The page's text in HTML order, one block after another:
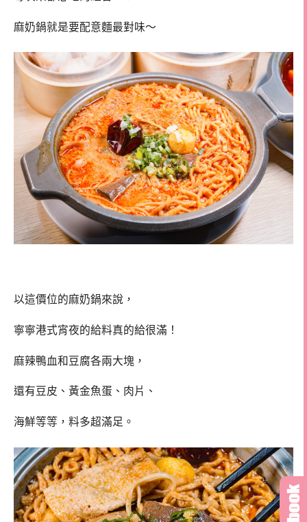
麻奶鍋就是要配意麵最對味～
以這價位的麻奶鍋來說，
寧寧港式宵夜的給料真的給很滿！
麻辣鴨血和豆腐各兩大塊，
還有豆皮、黃金魚蛋、肉片、
海鮮等等，料多超滿足。